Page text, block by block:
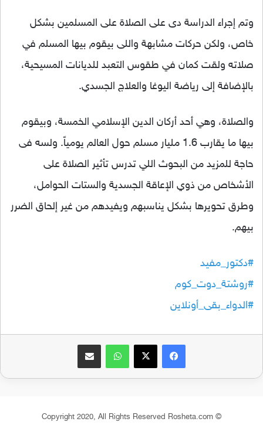
وتم إجراء الدراسة دى على الصلاة على المسلمين بشكل
خاص، ولكن حركات مشابهة واللى بيقوم بيها المسلم في
صلاته ولقت كمان في طقوس التعبد للديانات المسيحية،
بالإضافة إلى رياضة اليوغا والعلاج الجسدي.
والصلاة، وهي أحد أركان الدين الإسلامي الخمسة، وبيقوم
بيها ما يقارب 1.6 مليار مسلم حول العالم يومياً. ولسه فى
حاجة للمزيد من البحوث اللي تدرس تأثير الصلاة على
الأشخاص من ذوي الإعاقة الجسدية والستات الحوامل،
وطرق تحويرها بشكل يناسبهم ويفيدهم من غير إلحاق الضرر
بيهم.
#دكتور_مفيد
#روشتة_دوت_كوم
#الدواء_بقى_أونلاين
فيسبوك واتساب
© Copyright 2020, All Rights Reserved Rosheta.com